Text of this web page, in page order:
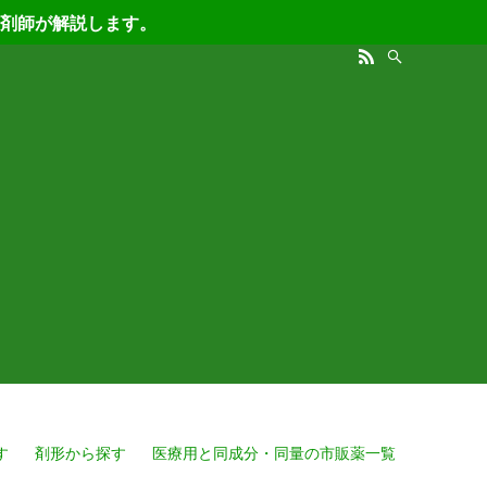
師が解説します。
剤形から探す 医療用と同成分・同量の市販薬一覧